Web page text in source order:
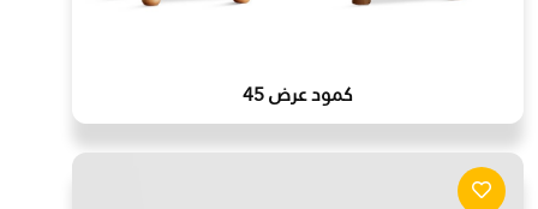
كمود عرض 45